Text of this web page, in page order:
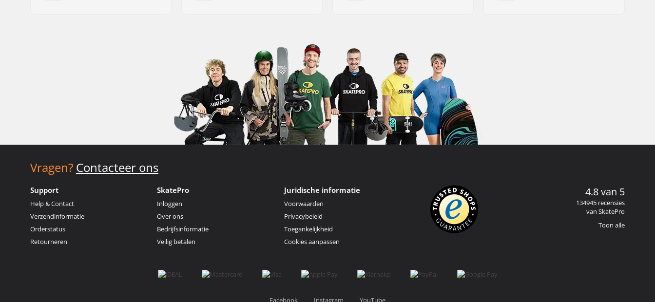
Vragen? Contacteer ons
Support
Help & Contact
Verzendinformatie
Orderstatus
Retourneren
SkatePro
Inloggen
Over ons
Bedrijfsinformatie
Veilig betalen
Juridische informatie
Voorwaarden
Privacybeleid
Toegankelijkheid
Cookies aanpassen
4.8 van 5
134945 recensies
van SkatePro
Toon alle
Facebook Instagram YouTube